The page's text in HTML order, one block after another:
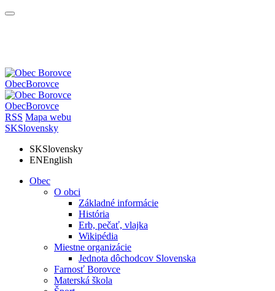
ObecBorovce
ObecBorovce
RSS Mapa webu
SKSlovensky
SKSlovensky
ENEnglish
Obec
O obci
Základné informácie
História
Erb, pečať, vlajka
Wikipédia
Miestne organizácie
Jednota dôchodcov Slovenska
Farnosť Borovce
Materská škola